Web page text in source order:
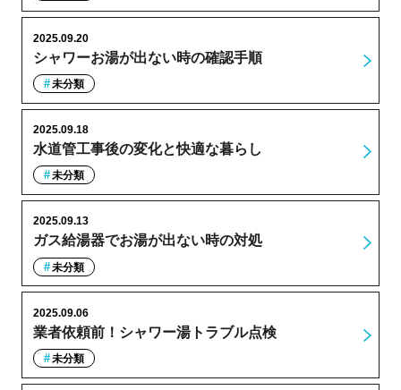
シャワーお湯が出ない時の確認手順
2025.09.20
未分類
水道管工事後の変化と快適な暮らし
2025.09.18
未分類
ガス給湯器でお湯が出ない時の対処
2025.09.13
未分類
業者依頼前！シャワー湯トラブル点検
2025.09.06
未分類